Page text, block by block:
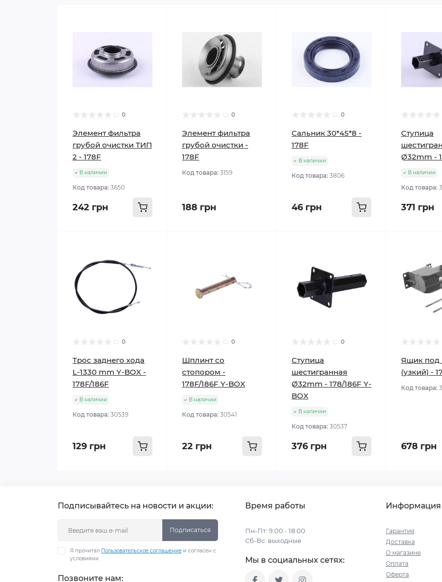
0
Элемент фильтра
грубой очистки ТИП
2 - 178F
В наличии
Код товара: 3650
242 грн
0
Элемент фильтра
грубой очистки -
178F
Код товара: 3159
188 грн
0
Сальник 30*45*8 -
178F
В наличии
Код товара: 3806
46 грн
Ступица
Ø32mm -
В наличии
Код товара:
371 грн
0
Трос заднего хода
L-1330 mm Y-BOX -
178F/186F
В наличии
Код товара: 30539
129 грн
0
Шплинт со
стопором -
178F/186F Y-BOX
В наличии
Код товара: 30541
22 грн
0
Ступица
шестигранная
Ø32mm - 178/186F Y-
BOX
В наличии
Код товара: 30537
376 грн
Ящик под
(узкий) -
Код товара:
678 грн
Подписывайтесь на новости и акции:
Подписаться
Я прочитал Пользовательское соглашение и согласен с
условиями
Позвоните нам:
Время работы
Пн-Пт: 9:00 - 18:00
Сб-Вс: выходные
Мы в социальных сетях:
Информация
Гарантия
Доставка
О магазине
Оплата
Оферта